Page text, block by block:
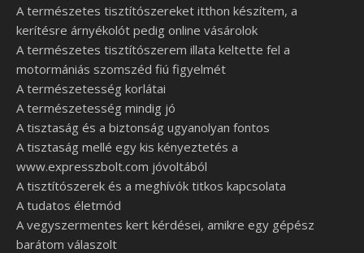
A természetes tisztítószereket itthon készítem, a
kerítésre árnyékolót pedig online vásárolok
A természetes tisztítószerem illata keltette fel a
motormániás szomszéd fiú figyelmét
A természetesség korlátai
A természetesség mindig jó
A tisztaság és a biztonság ugyanolyan fontos
A tisztaság mellé egy kis kényeztetés a
www.expresszbolt.com jóvoltából
A tisztítószerek és a meghívók titkos kapcsolata
A tudatos életmód
A vegyszermentes kert kérdései, amikre egy gépész
barátom válaszolt